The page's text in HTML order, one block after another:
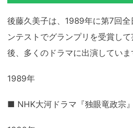
後藤久美子は、1989年に第7回全
ンテストでグランプリを受賞し
後、多くのドラマに出演していま
1989年
■ NHK大河ドラマ『独眼竜政宗